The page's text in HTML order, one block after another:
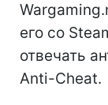
его со
отвечать
Anti-Cheat.